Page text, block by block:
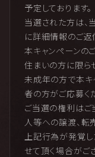
予定しております。
当選された方は、
に詳細情報のご返
本キャンペーンの
住まいの方に限ら
未成年の方で本キ
者の方がご応募く
ご当選の権利はご
人等への譲渡、転
上記行為が発覚
せて頂く場合がご